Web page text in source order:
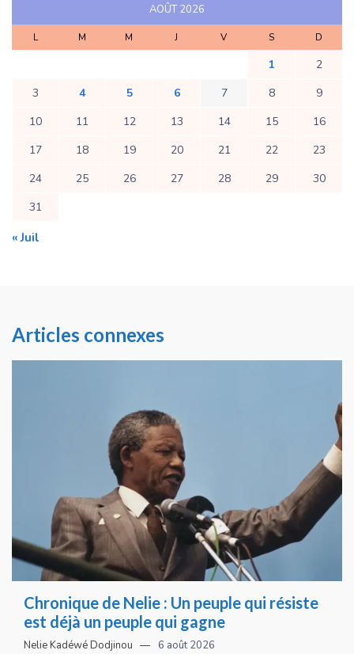
AOÛT 2026
L M M J V S D
1
2
3
4 5 6 7 8
9
10
11 12 13 14 15
16
17
18 19 20 21 22
23
24
25 26 27 28 29
30
31
« Juil
Articles connexes
Chronique de Nelie : Un peuple qui résiste
est déjà un peuple qui gagne
Nelie Kadéwé Dodjinou 6 août 2026